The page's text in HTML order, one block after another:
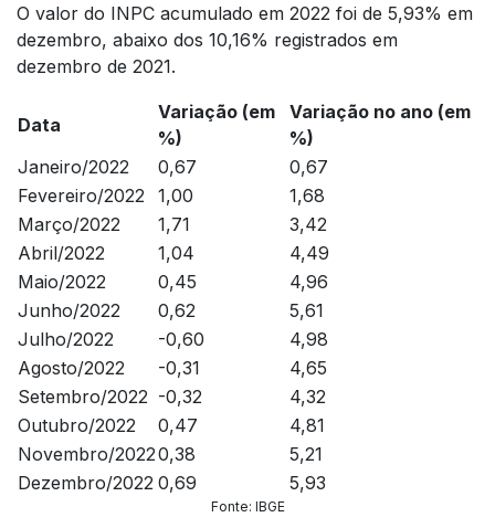
O valor do INPC acumulado em 2022 foi de 5,93% em
dezembro, abaixo dos 10,16% registrados em
dezembro de 2021.
Data
Variação (em
%)
Variação no ano (em
%)
Janeiro/2022
0,67
0,67
Fevereiro/2022
1,00
1,68
Março/2022
1,71
3,42
Abril/2022
1,04
4,49
Maio/2022
0,45
4,96
Junho/2022
0,62
5,61
Julho/2022
-0,60
4,98
Agosto/2022
-0,31
4,65
Setembro/2022 -0,32
4,32
Outubro/2022
0,47
4,81
Novembro/20220,38
5,21
Dezembro/2022 0,69 5,93
Fonte: IBGE